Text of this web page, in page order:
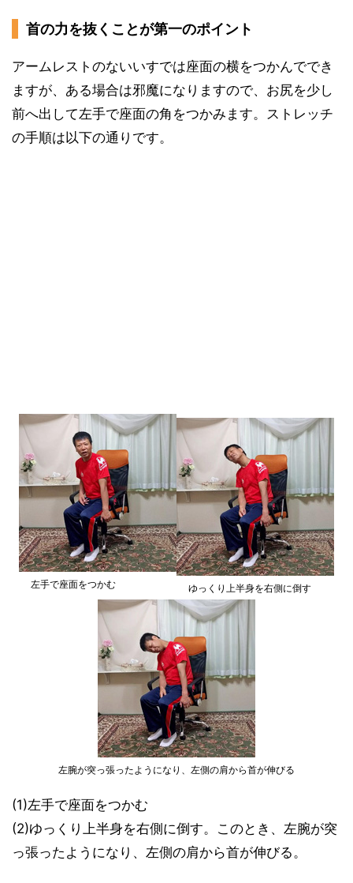
首の力を抜くことが第一のポイント
アームレストのないいすでは座面の横をつかんででき
ますが、ある場合は邪魔になりますので、お尻を少し
前へ出して左手で座面の角をつかみます。ストレッチ
の手順は以下の通りです。
左手で座面をつかむ ゆっくり上半身を右側に倒す
左腕が突っ張ったようになり、左側の肩から首が伸びる
(1)左手で座面をつかむ
(2)ゆっくり上半身を右側に倒す。このとき、左腕が突
っ張ったようになり、左側の肩から首が伸びる。